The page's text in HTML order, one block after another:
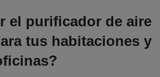
el purificador de aire
tus habitaciones y